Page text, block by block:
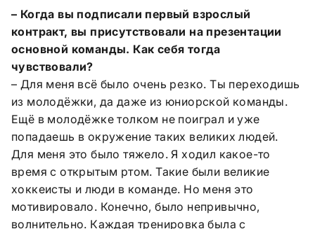
– Когда вы подписали первый взрослый
контракт, вы присутствовали на презентации
основной команды. Как себя тогда
чувствовали?
– Для меня всё было очень резко. Ты переходишь
из молодёжки, да даже из юниорской команды.
Ещё в молодёжке толком не поиграл и уже
попадаешь в окружение таких великих людей.
Для меня это было тяжело. Я ходил какое-то
время с открытым ртом. Такие были великие
хоккеисты и люди в команде. Но меня это
мотивировало. Конечно, было непривычно,
волнительно. Каждая тренировка была с